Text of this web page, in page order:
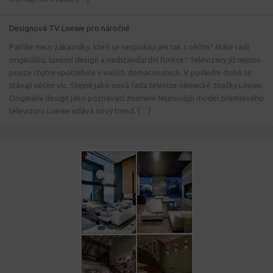
Designová TV Loewe pro náročné
Patříte mezi zákazníky, kteří se nespokojí jen tak s něčím? Máte rádi
originalitu, luxusní design a nadstandardní funkce? Televizory již nejsou
pouze chytré spotřebiče v našich domácnostech. V poslední době se
stávají něčím víc. Stejně jako nová řada televize německé značky Loewe.
Originální design jako poznávací znamení Nejnovější model prémiového
televizoru Loewe udává nový trend. […]